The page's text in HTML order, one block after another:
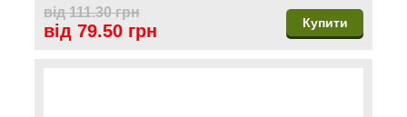
від 111.30 грн
від 79.50 грн Купити